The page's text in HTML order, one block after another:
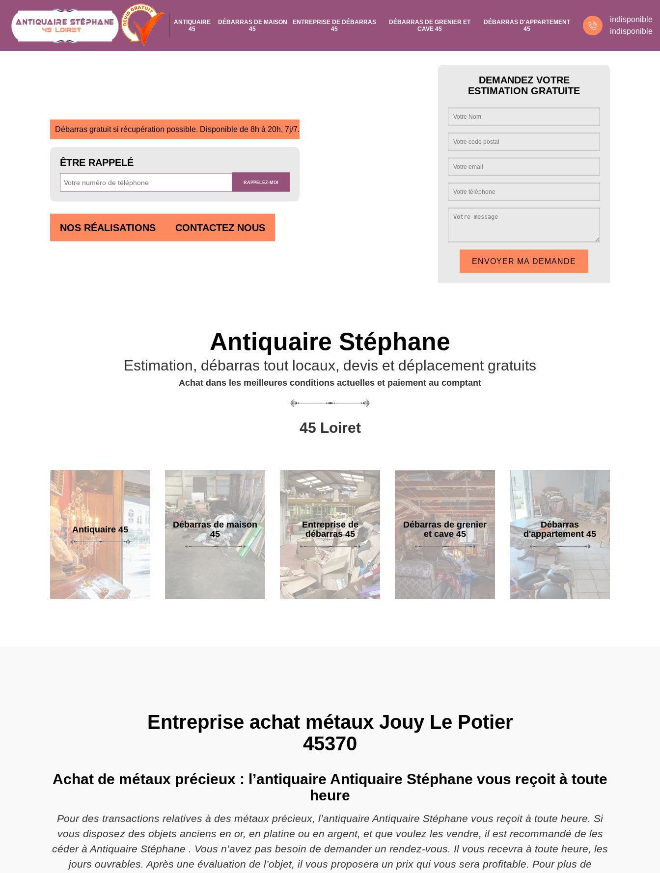
ANTIQUAIRE
45
DÉBARRAS DE MAISON
45
ENTREPRISE DE DÉBARRAS
45
DÉBARRAS DE GRENIER ET
CAVE 45
DÉBARRAS D'APPARTEMENT
45
indisponible
indisponible
Débarras gratuit si récupération possible. Disponible de 8h à 20h, 7j/7.
ÊTRE RAPPELÉ
NOS RÉALISATIONS CONTACTEZ NOUS
DEMANDEZ VOTRE
ESTIMATION GRATUITE
Antiquaire Stéphane
Estimation, débarras tout locaux, devis et déplacement gratuits
Achat dans les meilleures conditions actuelles et paiement au comptant
45 Loiret
Antiquaire 45
Débarras de maison
45
Entreprise de
débarras 45
Débarras de grenier
et cave 45
Débarras
d'appartement 45
Entreprise achat métaux Jouy Le Potier
45370
Achat de métaux précieux : l’antiquaire Antiquaire Stéphane vous reçoit à toute
heure
Pour des transactions relatives à des métaux précieux, l’antiquaire Antiquaire Stéphane vous reçoit à toute heure. Si
vous disposez des objets anciens en or, en platine ou en argent, et que voulez les vendre, il est recommandé de les
céder à Antiquaire Stéphane . Vous n’avez pas besoin de demander un rendez-vous. Il vous recevra à toute heure, les
jours ouvrables. Après une évaluation de l’objet, il vous proposera un prix qui vous sera profitable. Pour plus de